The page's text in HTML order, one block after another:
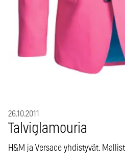
26.10.2011
Talviglamouria
H&M ja Versace yhdistyvät.